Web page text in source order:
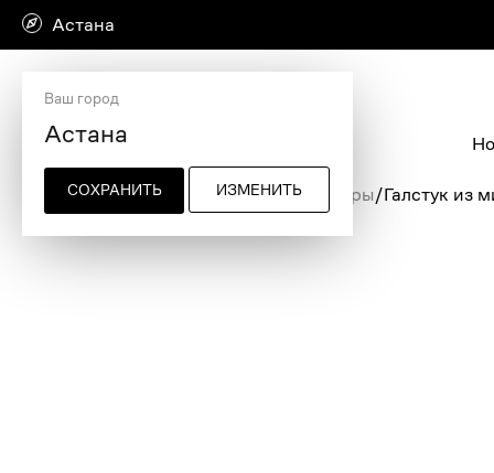
Астана
Ваш город
СОХРАНИТЬ ИЗМЕНИТЬ
Главная страница Мужские аксессуары/Галстук из